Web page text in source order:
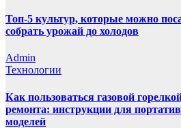
Топ-5 культур, которые можно
собрать урожай до холодов
Admin
Технологии
Как пользоваться газовой
ремонта: инструкции для
моделей